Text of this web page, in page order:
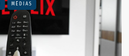
MÉDIAS